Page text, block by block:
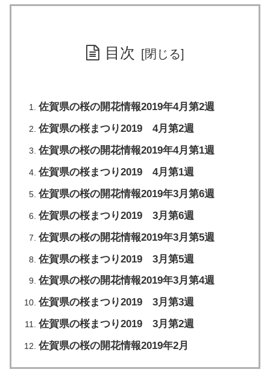
目次
佐賀県の桜の開花情報2019年4月第2週
佐賀県の桜まつり2019 4月第2週
佐賀県の桜の開花情報2019年4月第1週
佐賀県の桜まつり2019 4月第1週
佐賀県の桜の開花情報2019年3月第6週
佐賀県の桜まつり2019 3月第6週
佐賀県の桜の開花情報2019年3月第5週
佐賀県の桜まつり2019 3月第5週
佐賀県の桜の開花情報2019年3月第4週
佐賀県の桜まつり2019 3月第3週
佐賀県の桜まつり2019 3月第2週
佐賀県の桜の開花情報2019年2月